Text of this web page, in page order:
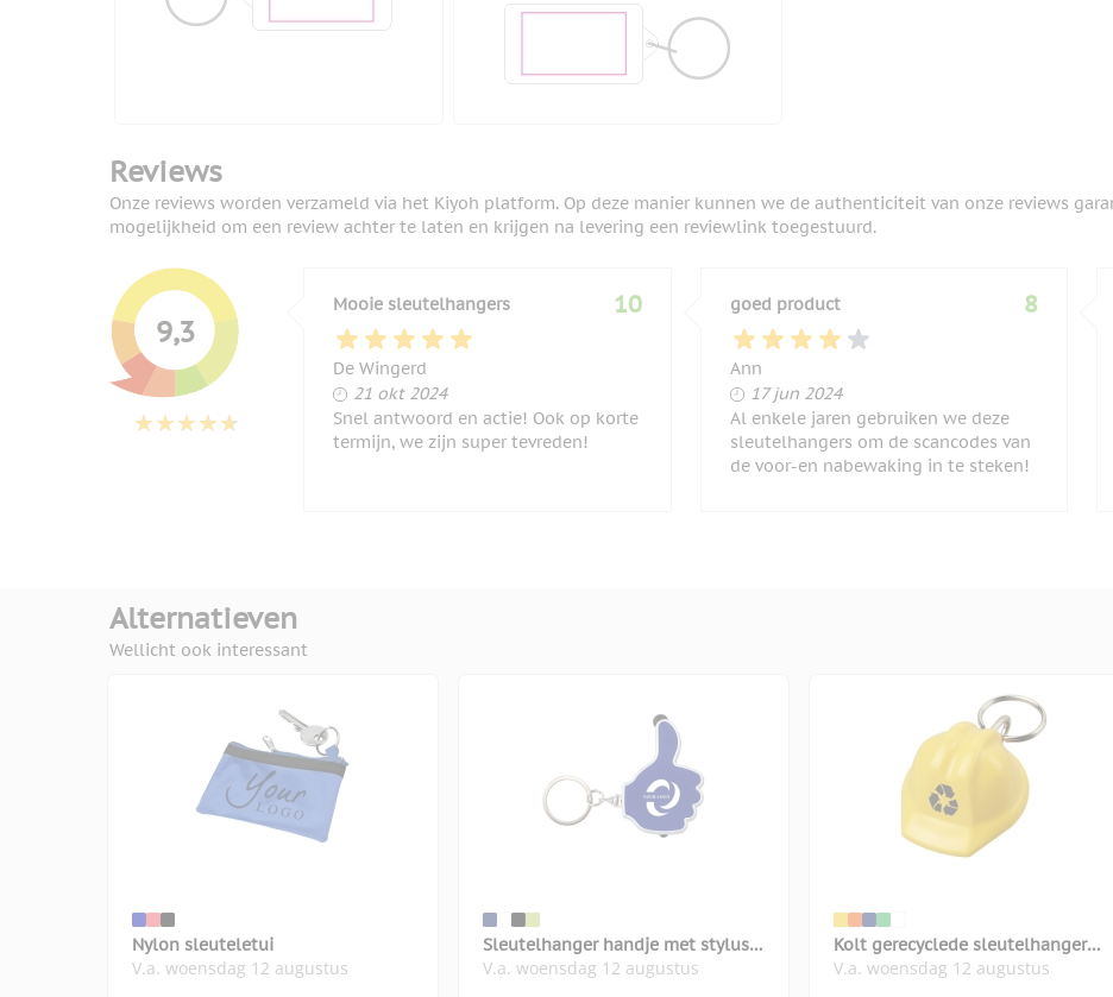
Reviews
Onze reviews worden verzameld via het Kiyoh platform. Op deze manier kunnen we de authenticiteit van onze reviews
mogelijkheid om een review achter te laten en krijgen na levering een reviewlink toegestuurd.
9,3
Mooie sleutelhangers
De Wingerd
21 oktober 2024
21 okt 2024
10
Snel antwoord en actie! Ook op korte
termijn, we zijn super tevreden!
goed product
Ann
17 juni 2024
17 jun 2024
8
Al enkele jaren gebruiken we deze
sleutelhangers om de scancodes van
de voor-en nabewaking in te steken!
Alternatieven
Wellicht ook interessant
Nylon sleuteletui
V.a. woensdag 12 augustus
Sleutelhanger handje met stylus
en lampje
V.a. woensdag 12 augustus
Kolt gerecyclede sleutelhanger
helm
V.a. woensdag 12 augustus